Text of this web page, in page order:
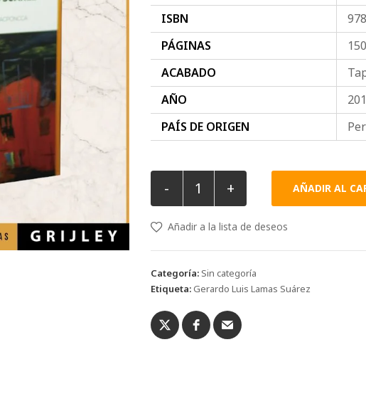
ISBN
PÁGINAS
ACABADO
AÑO
PAÍS DE ORIGEN
- + AÑADIR AL
Añadir a la lista de deseos
Categoría: Sin categoría
Etiqueta:Gerardo Luis Lamas Suárez